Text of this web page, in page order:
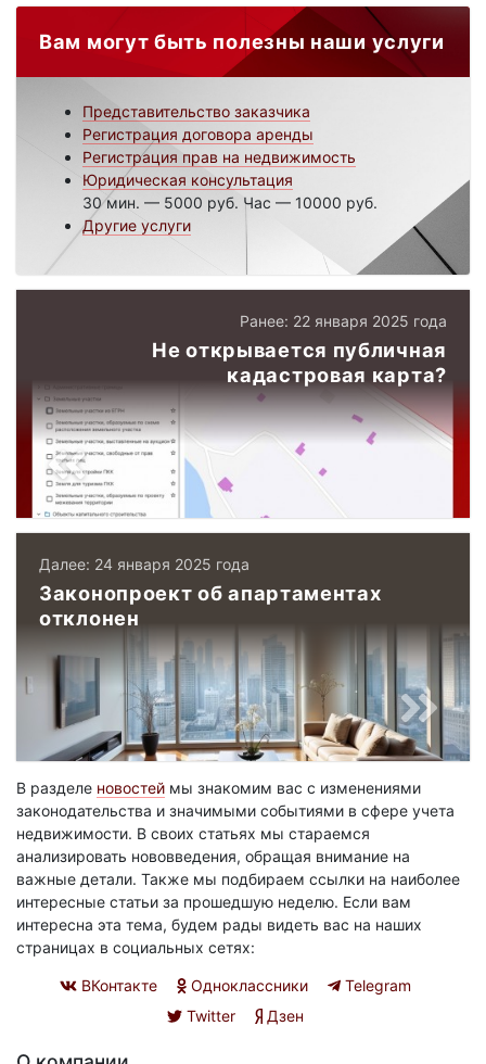
Вам могут быть полезны наши услуги
Представительство заказчика
Регистрация договора аренды
Регистрация прав на недвижимость
Юридическая консультация
30 мин. — 5000 руб. Час — 10000 руб.
Другие услуги
Ранее: 22 января 2025 года
Не открывается публичная
кадастровая карта?
Далее: 24 января 2025 года
Законопроект об апартаментах
отклонен
В разделе новостей мы знакомим вас с изменениями
законодательства и значимыми событиями в сфере учета
недвижимости. В своих статьях мы стараемся
анализировать нововведения, обращая внимание на
важные детали. Также мы подбираем ссылки на наиболее
интересные статьи за прошедшую неделю. Если вам
интересна эта тема, будем рады видеть вас на наших
страницах в социальных сетях:
ВКонтакте Одноклассники
Telegram
Twitter
Дзен